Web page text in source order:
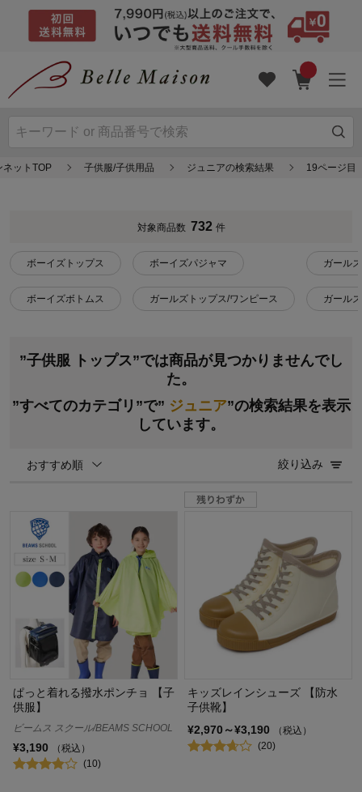
ネットTOP 子供服/子供用品 ジュニアの検索結果 19ページ目
対象商品数 732 件
ボーイズトップス
ボーイズボトムス
ボーイズパジャマ
ガールズトップス/ワンピース
ガール
ガール
”子供服 トップス”では商品が見つかりませんでし
た。
”すべてのカテゴリ”で” ジュニア”の検索結果を表示
しています。
おすすめ順 絞り込み
ぱっと着れる撥水ポンチョ 【子
供服】
ビームス スクール/BEAMS SCHOOL
¥3,190
（税込）
(10)
キッズレインシューズ 【防水
子供靴】
¥2,970～¥3,190
（税込）
(20)